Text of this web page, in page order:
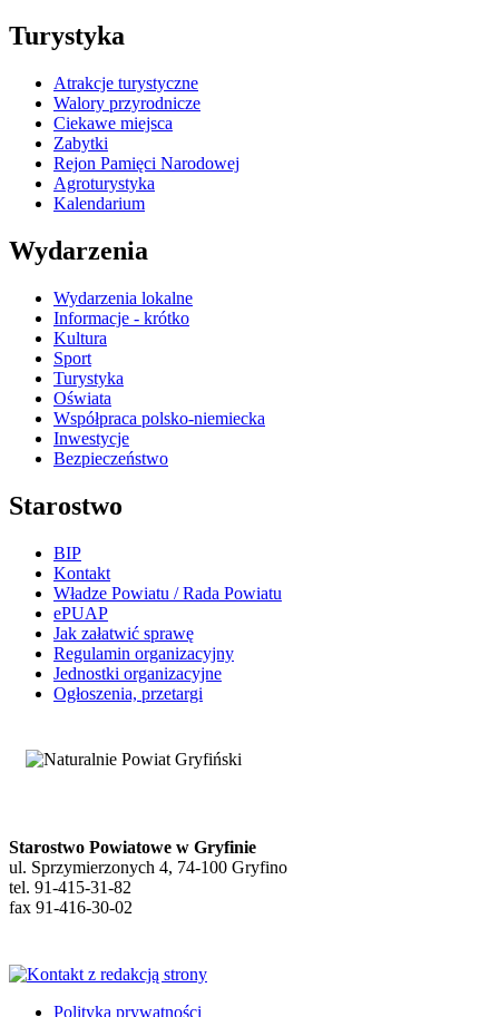
Turystyka
Atrakcje turystyczne
Walory przyrodnicze
Ciekawe miejsca
Zabytki
Rejon Pamięci Narodowej
Agroturystyka
Kalendarium
Wydarzenia
Wydarzenia lokalne
Informacje - krótko
Kultura
Sport
Turystyka
Oświata
Współpraca polsko-niemiecka
Inwestycje
Bezpieczeństwo
Starostwo
BIP
Kontakt
Władze Powiatu / Rada Powiatu
ePUAP
Jak załatwić sprawę
Regulamin organizacyjny
Jednostki organizacyjne
Ogłoszenia, przetargi
Starostwo Powiatowe w Gryfinie
ul. Sprzymierzonych 4, 74-100 Gryfino
tel. 91-415-31-82
fax 91-416-30-02
Polityka prywatności